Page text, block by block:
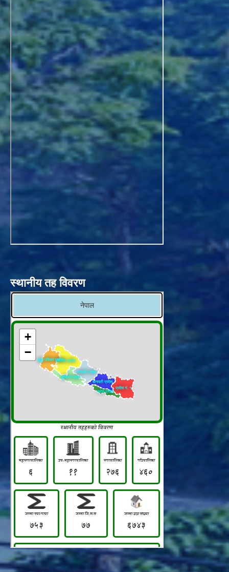
स्थानीय तह विवरण